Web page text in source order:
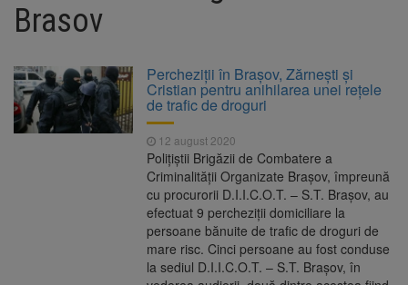
6 august 2026
6 august 2026
Înalta Curte analizează
dosarul lui Călin Georgescu și Horațiu Potra.
Judecătorii decid dacă începe procesul
6 august 2026
Strategia națională pentru
biodiversitate 2026-2030, adoptată de Senat.
Proiectul merge la promulgare
Brasov
Percheziții în Brașov, Zărnești și
Cristian pentru anihilarea unei rețele
de trafic de droguri
12 august 2020
Polițiștii Brigăzii de Combatere a
Criminalității Organizate Brașov, împreună
cu procurorii D.I.I.C.O.T. – S.T. Brașov, au
efectuat 9 percheziții domiciliare la
persoane bănuite de trafic de droguri de
mare risc. Cinci persoane au fost conduse
la sediul D.I.I.C.O.T. – S.T. Brașov, în